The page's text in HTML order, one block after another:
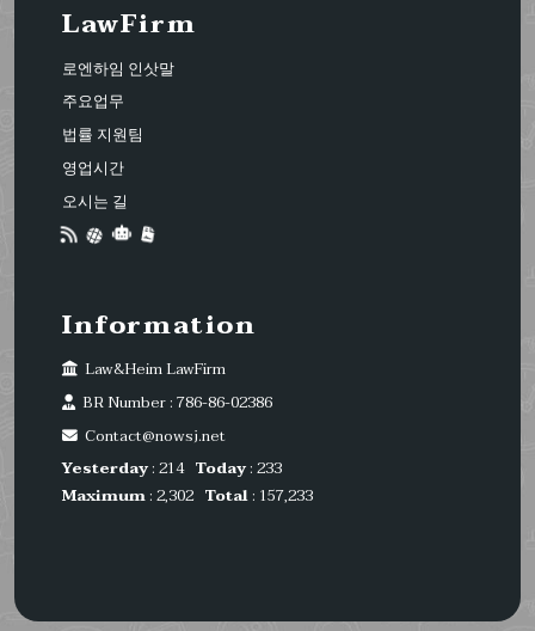
LawFirm
로엔하임 인삿말
주요업무
법률 지원팀
영업시간
오시는 길
Information
Law&Heim LawFirm
BR Number : 786-86-02386
Contact@nowsj.net
Yesterday: 214 Today: 233
Maximum: 2,302 Total: 157,233